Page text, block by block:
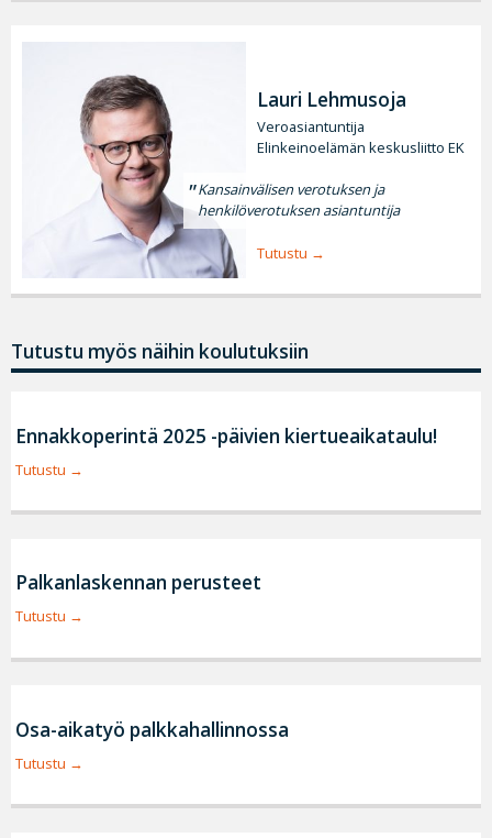
Lauri Lehmusoja
Veroasiantuntija
Elinkeinoelämän keskusliitto EK
Kansainvälisen verotuksen ja
henkilöverotuksen asiantuntija
Tutustu
Tutustu myös näihin koulutuksiin
Ennakkoperintä 2025 -päivien kiertueaikataulu!
Tutustu
Palkanlaskennan perusteet
Tutustu
Osa-aikatyö palkkahallinnossa
Tutustu